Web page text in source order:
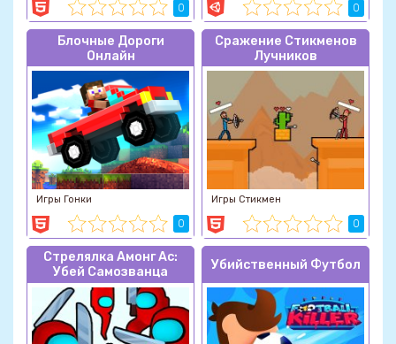
0 0
Блочные Дороги
Онлайн
Игры Гонки
0
Сражение Стикменов
Лучников
Игры Стикмен
0
Стрелялка Амонг Ас:
Убей Самозванца
Убийственный Футбол